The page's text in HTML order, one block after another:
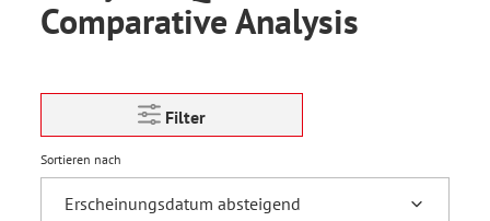
Comparative Analysis
Filter
Sortieren nach